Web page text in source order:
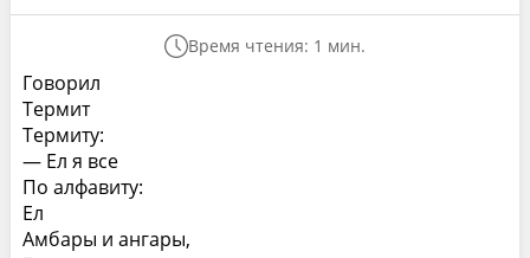
Время чтения: 1 мин.
Говорил
Термит
Термиту:
— Ел я все
По алфавиту:
Ел
Амбары и ангары,